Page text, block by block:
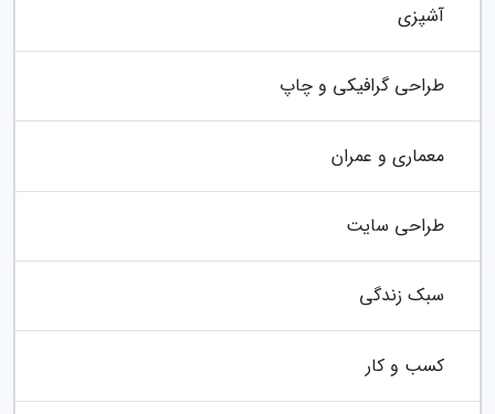
آشپزی
طراحی گرافیکی و چاپ
معماری و عمران
طراحی سایت
سبک زندگی
کسب و کار